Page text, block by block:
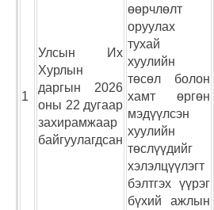
1
Улсын Их
Хурлын
даргын 2026
оны 22 дугаар
захирамжаар
байгуулагдсан
өөрчлөлт
оруулах
тухай
хуулийн
төсөл болон
хамт өргөн
мэдүүлсэн
хуулийн
төслүүдийг
хэлэлцүүлэгт
бэлтгэх үүрэг
бүхий ажлын